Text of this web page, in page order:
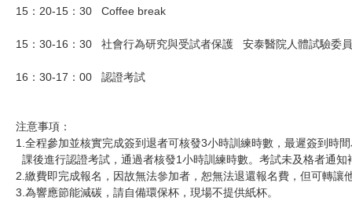
15：20-15：30 Coffee break
15：30-16：30 社會行為研究與受試者保護 安泰醫院人體試
16：30-17：00 認證考試
注意事項：
1.全程參加並核實完成簽到退者可核發3小時訓練時數，最遲簽到時
課後進行認證考試，通過者核發1小時訓練時數。考試未及格者通
2.繳費即完成報名，因故無法參加者，恕無法退還報名費，但可轉讓
3.為響應節能減碳，請自備環保杯，現場不提供紙杯。